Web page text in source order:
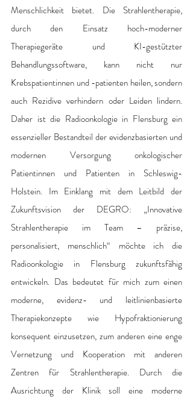
Menschlichkeit bietet. Die Strahlentherapie,
durch den Einsatz hoch-moderner
Therapiegeräte und KI-gestützter
Behandlungssoftware, kann nicht nur
Krebspatientinnen und -patienten heilen, sondern
auch Rezidive verhindern oder Leiden lindern.
Daher ist die Radioonkologie in Flensburg ein
essenzieller Bestandteil der evidenzbasierten und
modernen Versorgung onkologischer
Patientinnen und Patienten in Schleswig-
Holstein. Im Einklang mit dem Leitbild der
Zukunftsvision der DEGRO: „Innovative
Strahlentherapie im Team – präzise,
personalisiert, menschlich“ möchte ich die
Radioonkologie in Flensburg zukunftsfähig
entwickeln. Das bedeutet für mich zum einen
moderne, evidenz- und leitlinienbasierte
Therapiekonzepte wie Hypofraktionierung
konsequent einzusetzen, zum anderen eine enge
Vernetzung und Kooperation mit anderen
Zentren für Strahlentherapie. Durch die
Ausrichtung der Klinik soll eine moderne